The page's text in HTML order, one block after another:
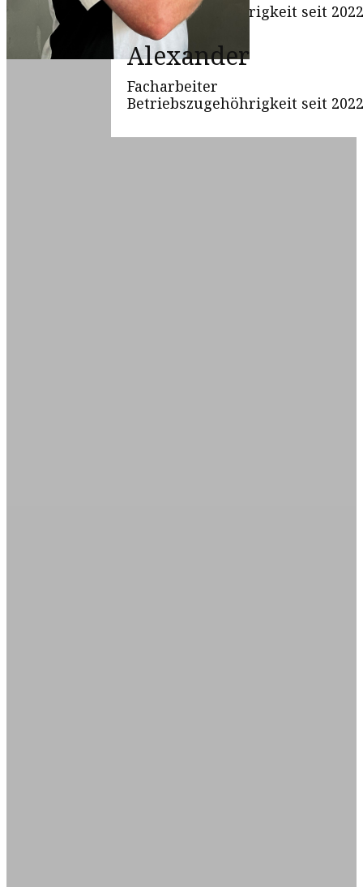
Betriebszugehöhrigkeit seit 2022
Alexander
Facharbeiter
Betriebszugehöhrigkeit seit 2022